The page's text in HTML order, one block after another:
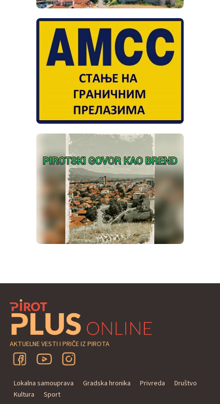
AKTUELNE VESTI I PRIČE IZ PIROTA
Lokalna samouprava Gradska hronika Privreda
Društvo
Kultura
Sport